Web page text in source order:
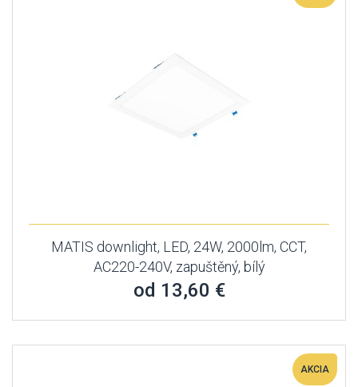
MATIS downlight, LED, 24W, 2000lm, CCT,
AC220-240V, zapuštěný, bílý
od 13,60 €
AKCIA